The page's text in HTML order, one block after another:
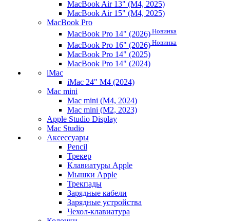
MacBook Air 13" (M4, 2025)
MacBook Air 15" (M4, 2025)
MacBook Pro
MacBook Pro 14" (2026) Новинка
MacBook Pro 16" (2026) Новинка
MacBook Pro 14" (2025)
MacBook Pro 14" (2024)
iMac
iMac 24" M4 (2024)
Mac mini
Mac mini (M4, 2024)
Mac mini (M2, 2023)
Apple Studio Display
Mac Studio
Аксессуары
Pencil
Трекер
Клавиатуры Apple
Мышки Apple
Трекпады
Зарядные кабели
Зарядные устройства
Чехол-клавиатура